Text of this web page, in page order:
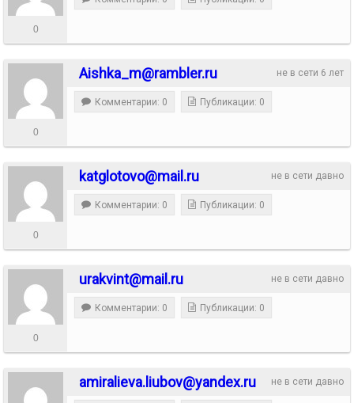
0
не в сети 6 лет
Aishka_m@rambler.ru
0
Комментарии: 0 Публикации: 0
не в сети давно
katglotovo@mail.ru
0
Комментарии: 0 Публикации: 0
не в сети давно
urakvint@mail.ru
0
Комментарии: 0 Публикации: 0
не в сети давно
amiralieva.liubov@yandex.ru